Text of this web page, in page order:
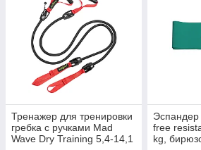
Тренажер для тренировки
гребка с ручками Mad
Wave Dry Training 5,4-14,1
Эспандер
free
kg,